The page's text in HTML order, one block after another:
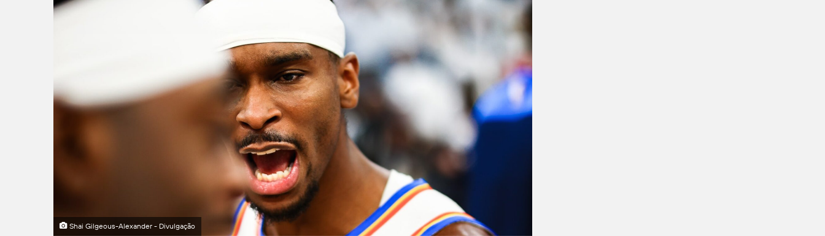
Shai Gilgeous-Alexander - Divulgação